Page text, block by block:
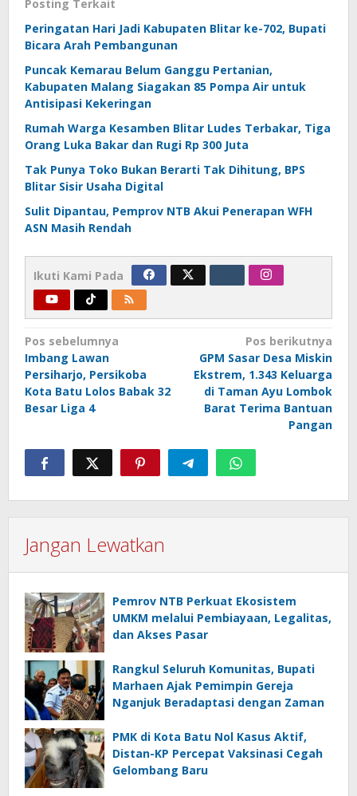
Posting Terkait
Peringatan Hari Jadi Kabupaten Blitar ke-702, Bupati
Bicara Arah Pembangunan
Puncak Kemarau Belum Ganggu Pertanian,
Kabupaten Malang Siagakan 85 Pompa Air untuk
Antisipasi Kekeringan
Rumah Warga Kesamben Blitar Ludes Terbakar, Tiga
Orang Luka Bakar dan Rugi Rp 300 Juta
Tak Punya Toko Bukan Berarti Tak Dihitung, BPS
Blitar Sisir Usaha Digital
Sulit Dipantau, Pemprov NTB Akui Penerapan WFH
ASN Masih Rendah
Ikuti Kami Pada
Navigasi
pos
Pos sebelumnya
Imbang Lawan
Persiharjo, Persikoba
Kota Batu Lolos Babak 32
Besar Liga 4
Pos berikutnya
GPM Sasar Desa Miskin
Ekstrem, 1.343 Keluarga
di Taman Ayu Lombok
Barat Terima Bantuan
Pangan
Jangan Lewatkan
Pemrov NTB Perkuat Ekosistem
UMKM melalui Pembiayaan, Legalitas,
dan Akses Pasar
Rangkul Seluruh Komunitas, Bupati
Marhaen Ajak Pemimpin Gereja
Nganjuk Beradaptasi dengan Zaman
PMK di Kota Batu Nol Kasus Aktif,
Distan-KP Percepat Vaksinasi Cegah
Gelombang Baru